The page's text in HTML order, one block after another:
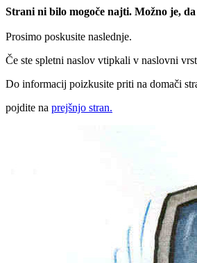
Strani ni bilo mogoče najti. Možno je,
Prosimo poskusite naslednje.
Če ste spletni naslov vtipkali v naslovni
Do informacij poizkusite priti na domači
pojdite na prejšnjo stran.